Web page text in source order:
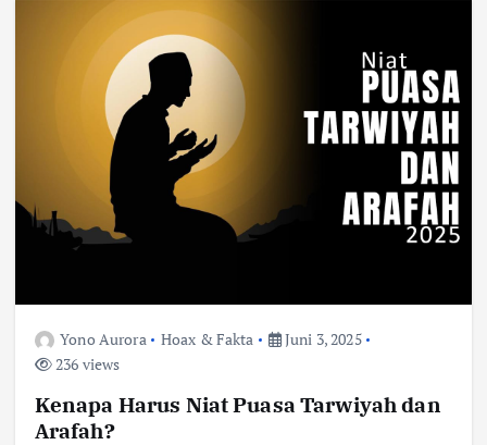
Yono Aurora Hoax & Fakta
Juni 3, 2025
236 views
Kenapa Harus Niat Puasa Tarwiyah dan
Arafah?